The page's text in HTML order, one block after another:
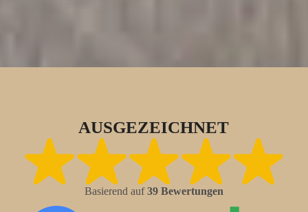
AUSGEZEICHNET
Basierend auf39 Bewertungen